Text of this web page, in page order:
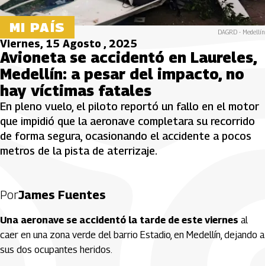
MI PAÍS DAGRD - Medellín
Viernes, 15 Agosto , 2025
Avioneta se accidentó en Laureles,
Medellín: a pesar del impacto, no
hay víctimas fatales
En pleno vuelo, el piloto reportó un fallo en el motor
que impidió que la aeronave completara su recorrido
de forma segura, ocasionando el accidente a pocos
metros de la pista de aterrizaje.
PorJames Fuentes
Una aeronave se accidentó la tarde de este viernes al
caer en una zona verde del barrio Estadio, en Medellín, dejando a
sus dos ocupantes heridos.